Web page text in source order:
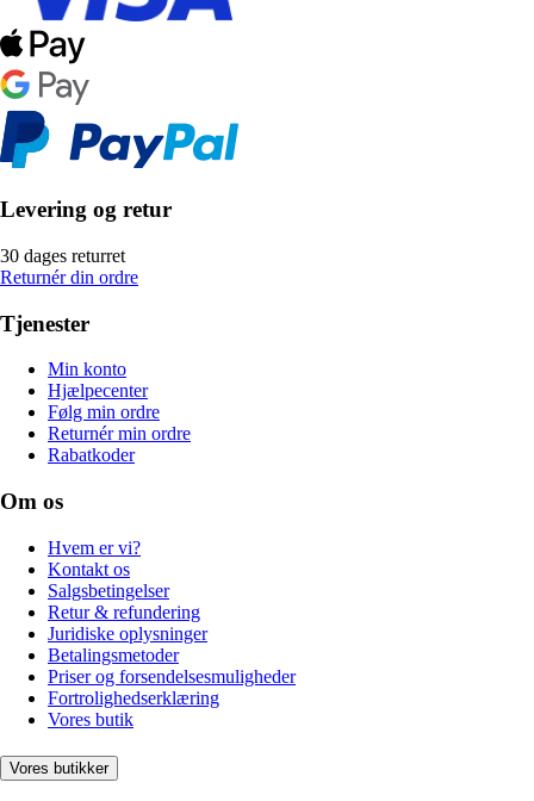
Levering og retur
30 dages returret
Returnér din ordre
Tjenester
Min konto
Hjælpecenter
Følg min ordre
Returnér min ordre
Rabatkoder
Om os
Hvem er vi?
Kontakt os
Salgsbetingelser
Retur & refundering
Juridiske oplysninger
Betalingsmetoder
Priser og forsendelsesmuligheder
Fortrolighedserklæring
Vores butik
Vores butikker